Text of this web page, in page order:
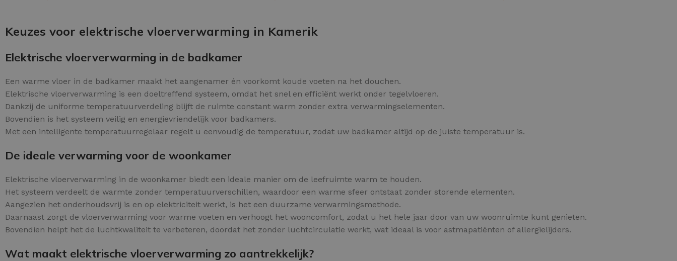
Gietvloer Epoxy
Keuzes voor elektrische vloerverwarming in Kamerik
Elektrische vloerverwarming in de badkamer
Een warme vloer in de badkamer maakt het aangenamer én voorkomt koude voeten na het douchen.
Elektrische vloerverwarming is een doeltreffend systeem, omdat het snel en efficiënt werkt onder tegelvloeren.
Dankzij de uniforme temperatuurverdeling blijft de ruimte constant warm zonder extra verwarmingselementen.
Bovendien is het systeem veilig en energievriendelijk voor badkamers.
Met een intelligente temperatuurregelaar regelt u eenvoudig de temperatuur, zodat uw badkamer altijd op de juiste temperatuur is.
De ideale verwarming voor de woonkamer
Elektrische vloerverwarming in de woonkamer biedt een ideale manier om de leefruimte warm te houden.
Het systeem verdeelt de warmte zonder temperatuurverschillen, waardoor een warme sfeer ontstaat zonder storende elementen.
Aangezien het onderhoudsvrij is en op elektriciteit werkt, is het een duurzame verwarmingsmethode.
Daarnaast zorgt de vloerverwarming voor warme voeten en verhoogt het wooncomfort, zodat u het hele jaar door van uw woonruimte kunt genieten.
Bovendien helpt het de luchtkwaliteit te verbeteren, doordat het zonder luchtcirculatie werkt, wat ideaal is voor astmapatiënten of allergielijders.
Wat maakt elektrische vloerverwarming zo aantrekkelijk?